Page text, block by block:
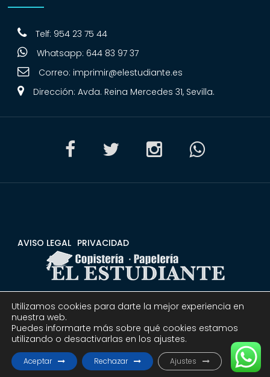
Telf: 954 23 75 44
Whatsapp: 644 83 97 37
Correo: imprimir@elestudiante.es
Dirección: Avda. Reina Mercedes 31, Sevilla.
AVISO LEGAL PRIVACIDAD
CONDICIONES DEVOLUCIONES Y REEMBOLSOS
© 2020 Copistería Papelería El estudiante | Todos los
derechos reservados.
Utilizamos cookies para darte la mejor experiencia en
nuestra web.
Puedes informarte más sobre qué cookies estamos
utilizando o desactivarlas en los ajustes.
Aceptar Rechazar Ajustes